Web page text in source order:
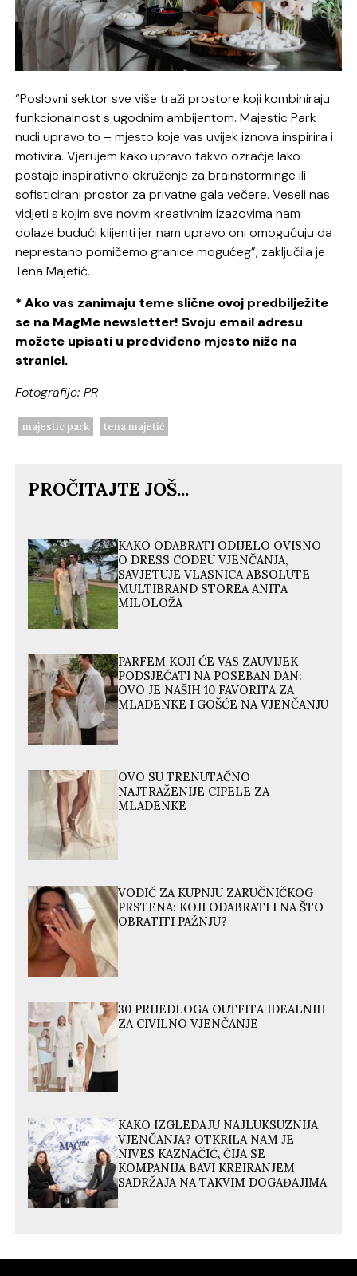
“Poslovni sektor sve više traži prostore koji kombiniraju
funkcionalnost s ugodnim ambijentom. Majestic Park
nudi upravo to – mjesto koje vas uvijek iznova inspirira i
motivira. Vjerujem kako upravo takvo ozračje lako
postaje inspirativno okruženje za brainstorminge ili
sofisticirani prostor za privatne gala večere. Veseli nas
vidjeti s kojim sve novim kreativnim izazovima nam
dolaze budući klijenti jer nam upravo oni omogućuju da
neprestano pomičemo granice mogućeg”, zaključila je
Tena Majetić.
* Ako vas zanimaju teme slične ovoj predbilježite
se na MagMe newsletter! Svoju email adresu
možete upisati u predviđeno mjesto niže na
stranici.
Fotografije: PR
majestic park tena majetić
PROČITAJTE JOŠ...
KAKO ODABRATI ODIJELO OVISNO
O DRESS CODEU VJENČANJA,
SAVJETUJE VLASNICA ABSOLUTE
MULTIBRAND STOREA ANITA
MILOLOŽA
PARFEM KOJI ĆE VAS ZAUVIJEK
PODSJEĆATI NA POSEBAN DAN:
OVO JE NAŠIH 10 FAVORITA ZA
MLADENKE I GOŠĆE NA VJENČANJU
OVO SU TRENUTAČNO
NAJTRAŽENIJE CIPELE ZA
MLADENKE
VODIČ ZA KUPNJU ZARUČNIČKOG
PRSTENA: KOJI ODABRATI I NA ŠTO
OBRATITI PAŽNJU?
30 PRIJEDLOGA OUTFITA IDEALNIH
ZA CIVILNO VJENČANJE
KAKO IZGLEDAJU NAJLUKSUZNIJA
VJENČANJA? OTKRILA NAM JE
NIVES KAZNAČIĆ, ČIJA SE
KOMPANIJA BAVI KREIRANJEM
SADRŽAJA NA TAKVIM DOGAĐAJIMA